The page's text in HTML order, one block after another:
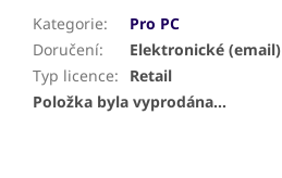
Kategorie:
Pro PC
Doručení:
Elektronické (email)
Typ licence:
Retail
Položka byla vyprodána…